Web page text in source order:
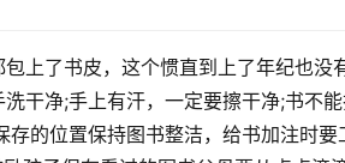
上了书皮，这个惯直到上了年纪也没
干净;手上有汗，一定要擦干净;书不
的位置保持图书整洁，给书加注时要